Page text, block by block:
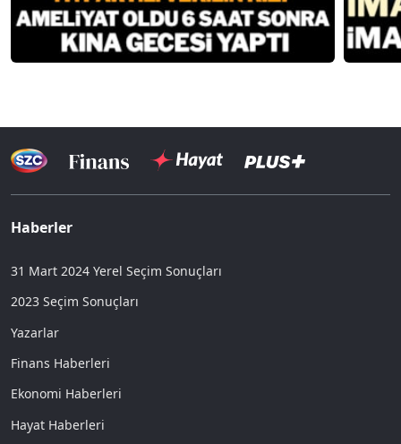
Haberler
31 Mart 2024 Yerel Seçim Sonuçları
2023 Seçim Sonuçları
Yazarlar
Finans Haberleri
Ekonomi Haberleri
Hayat Haberleri